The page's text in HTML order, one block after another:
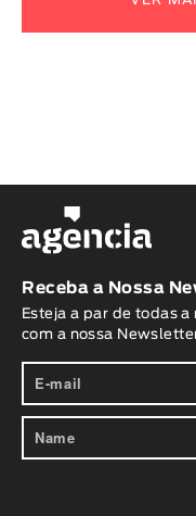
Receba a Nossa
Esteja a par de todas
com a nossa